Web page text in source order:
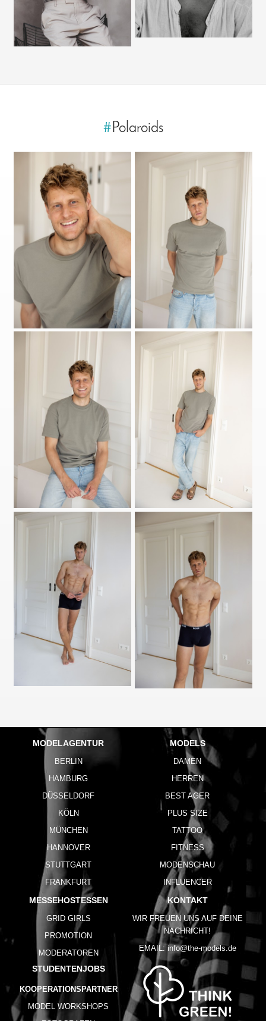
#Polaroids
MODELAGENTUR
BERLIN
HAMBURG
DÜSSELDORF
KÖLN
MÜNCHEN
HANNOVER
STUTTGART
FRANKFURT
MODELS
DAMEN
HERREN
BEST AGER
PLUS SIZE
TATTOO
FITNESS
MODENSCHAU
INFLUENCER
MESSEHOSTESSEN
GRID GIRLS
PROMOTION
MODERATOREN
STUDENTENJOBS
KOOPERATIONSPARTNER
MODEL WORKSHOPS
KONTAKT
WIR FREUEN UNS AUF DEINE
NACHRICHT!
EMAIL: info@the-models.de